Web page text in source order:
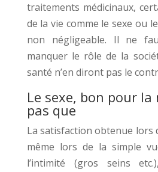
traitements médicinaux,
de la vie comme le sexe ou
non négligeable. Il ne
manquer le rôle de la
santé n’en diront pas le
Le sexe, bon pour
pas que
La satisfaction obtenue lors
même lors de la simple
l’intimité (gros seins